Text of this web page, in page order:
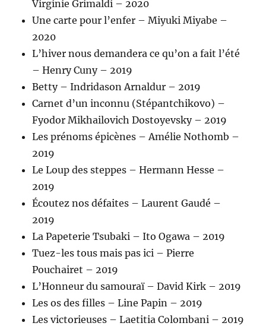
Virginie Grimaldi – 2020
Une carte pour l’enfer – Miyuki Miyabe –
2020
L’hiver nous demandera ce qu’on a fait l’été
– Henry Cuny – 2019
Betty – Indridason Arnaldur – 2019
Carnet d’un inconnu (Stépantchikovo) –
Fyodor Mikhailovich Dostoyevsky – 2019
Les prénoms épicènes – Amélie Nothomb –
2019
Le Loup des steppes – Hermann Hesse –
2019
Écoutez nos défaites – Laurent Gaudé –
2019
La Papeterie Tsubaki – Ito Ogawa – 2019
Tuez-les tous mais pas ici – Pierre
Pouchairet – 2019
L’Honneur du samouraï – David Kirk – 2019
Les os des filles – Line Papin – 2019
Les victorieuses – Laetitia Colombani – 2019